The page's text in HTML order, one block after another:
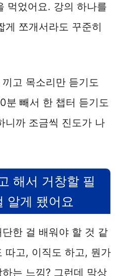
먹었어요. 강의 하나를
게 쪼개서라도 꾸준히
고 목소리만 듣기도
분 빼서 한 챕터 듣기도
니까 조금씩 진도가 나
해서 거창할 필
알게 됐어요
한 걸 배워야 할 것 같
따고, 이직도 하고, 뭔가
는 느낌? 그런데 막상